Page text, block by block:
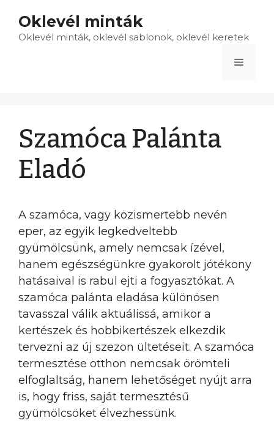
tartalomba
Oklevél minták
Oklevél minták, oklevél sablonok, oklevél keretek
Menü
Szamóca Palánta
Eladó
A szamóca, vagy közismertebb nevén
eper, az egyik legkedveltebb
gyümölcsünk, amely nemcsak ízével,
hanem egészségünkre gyakorolt jótékony
hatásaival is rabul ejti a fogyasztókat. A
szamóca palánta eladása különösen
tavasszal válik aktuálissá, amikor a
kertészek és hobbikertészek elkezdik
tervezni az új szezon ültetéseit. A szamóca
termesztése otthon nemcsak örömteli
elfoglaltság, hanem lehetőséget nyújt arra
is, hogy friss, saját termesztésű
gyümölcsöket élvezhessünk.